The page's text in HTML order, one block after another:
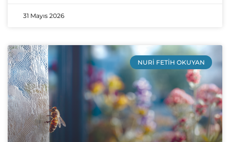
31 Mayıs 2026
NURI FETIH OKUYAN